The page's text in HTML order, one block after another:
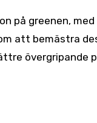
på greenen,
att bemästra
övergripande